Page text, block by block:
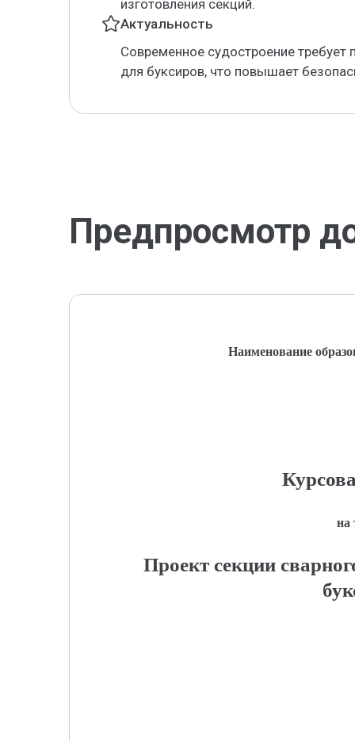
изготовления секций.
Актуальность
Современное судостроение
для буксиров, что повышает
Предпросмотр
Наименование
на
Проект секции